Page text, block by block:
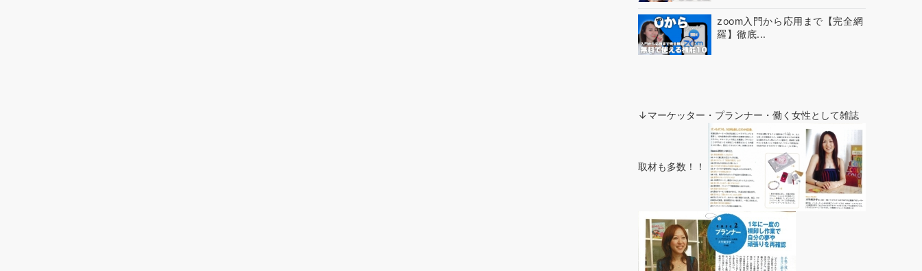
zoom入門から応用まで【完全網
羅】徹底...
↓マーケッター・プランナー・働く女性として雑誌
取材も多数！！